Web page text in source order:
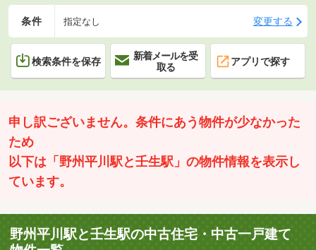
条件 指定なし 変更する
検索条件を保存
新着メールを受
取る
アプリで探す
申し訳ございません。条件にあう物件が少なかった
ため
以下は「野州平川駅と壬生駅」の物件情報を表示し
ています。
野州平川駅と壬生駅の中古住宅・中古一戸建て